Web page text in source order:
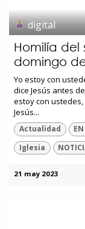
digital
Homilía del
domingo
Yo estoy con
dice Jesús antes
estoy con ustedes,
Jesús...
Actualidad
Iglesia
21 may 2023